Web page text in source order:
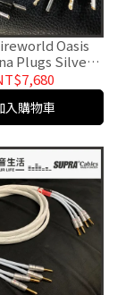
Oasis
Plugs Silver-
插喇叭線/成品線
入購物車